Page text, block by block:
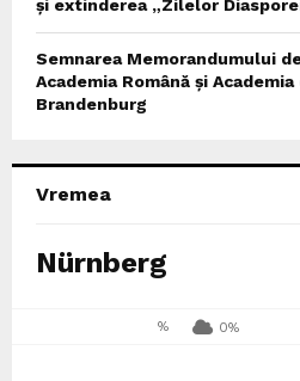
și extinderea „Zilelor
Semnarea Memorandumului
Academia Română și
Brandenburg
Vremea
Nürnberg
% 0%